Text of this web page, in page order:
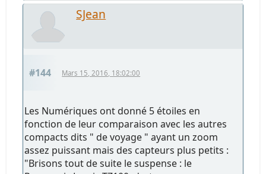
SJean
#144 Mars 15, 2016, 18:02:00
Les Numériques ont donné 5 étoiles en
fonction de leur comparaison avec les autres
compacts dits " de voyage " ayant un zoom
assez puissant mais des capteurs plus petits :
"Brisons tout de suite le suspense : le